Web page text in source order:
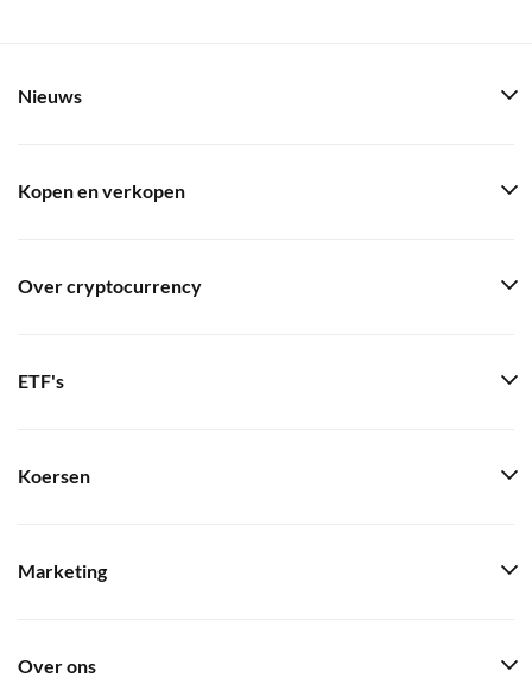
Nieuws
Kopen en verkopen
Over cryptocurrency
ETF's
Koersen
Marketing
Over ons